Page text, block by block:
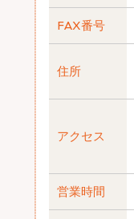
FAX番号
住所
アクセス
営業時間